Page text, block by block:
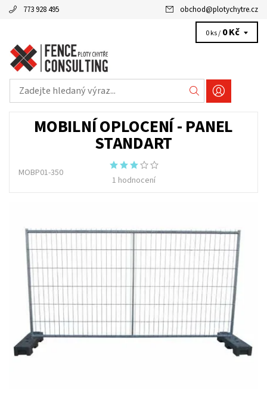
773 928 495 obchod@plotychytre.cz
0 ks / 0 Kč
MOBILNÍ OPLOCENÍ - PANEL
STANDART
MOBP01-350
1 hodnocení